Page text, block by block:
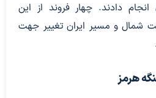
۱۸۰ درجه‌ای انجام دادند. چهار فروند از این
شمال و مسیر ایران تغییر جهت
هرمز